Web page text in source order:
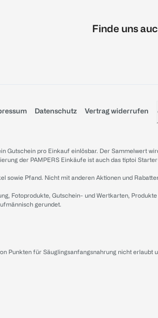
Finde uns
Datenschutz Vertrag widerrufen
Gutschein pro Einkauf einlösbar. Der Sammelwert
der PAMPERS Einkäufe ist auch das tiptoi
sowie Pfand. Nicht mit anderen Aktionen und
Fotoprodukte, Gutschein- und Wertkarten,
gerundet.
Punkten für Säuglingsanfangsnahrung nicht erlaubt